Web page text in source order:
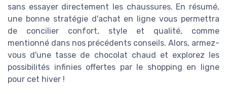
sans essayer directement les chaussures. En résumé,
une bonne stratégie d'achat en ligne vous permettra
de concilier confort, style et qualité, comme
mentionné dans nos précédents conseils. Alors, armez-
vous d'une tasse de chocolat chaud et explorez les
possibilités infinies offertes par le shopping en ligne
pour cet hiver !